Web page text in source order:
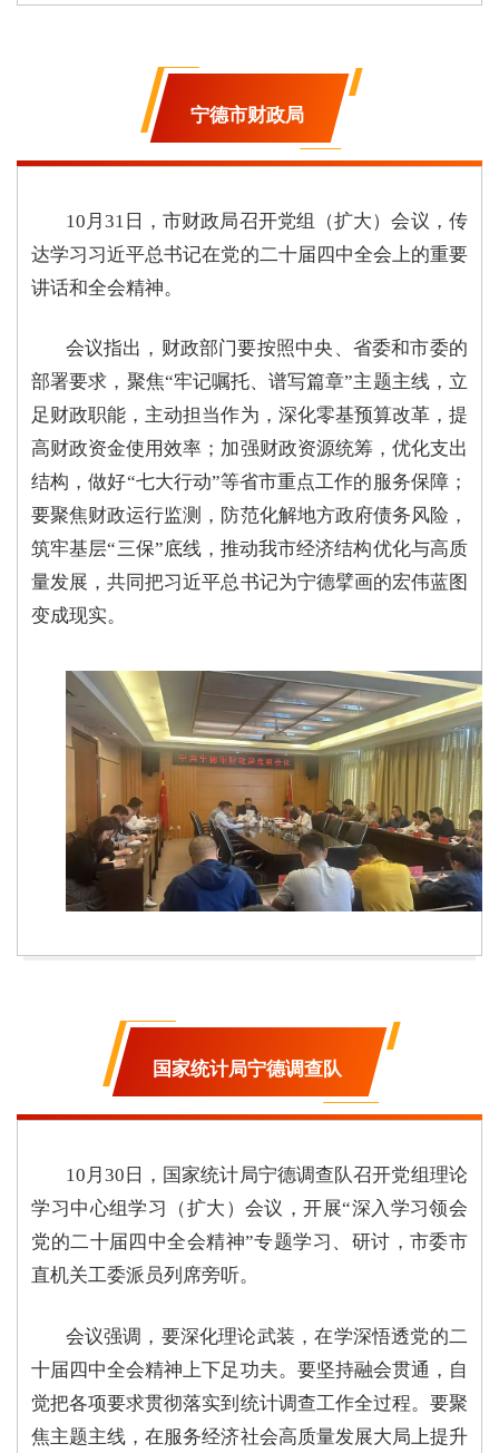
宁德市财政局
10月31日，市财政局召开党组（扩大）会议，传
达学习习近平总书记在党的二十届四中全会上的重要
讲话和全会精神。
会议指出，财政部门要按照中央、省委和市委的
部署要求，聚焦“牢记嘱托、谱写篇章”主题主线，立
足财政职能，主动担当作为，深化零基预算改革，提
高财政资金使用效率；加强财政资源统筹，优化支出
结构，做好“七大行动”等省市重点工作的服务保障；
要聚焦财政运行监测，防范化解地方政府债务风险，
筑牢基层“三保”底线，推动我市经济结构优化与高质
量发展，共同把习近平总书记为宁德擘画的宏伟蓝图
变成现实。
国家统计局宁德调查队
10月30日，国家统计局宁德调查队召开党组理论
学习中心组学习（扩大）会议，开展“深入学习领会
党的二十届四中全会精神”专题学习、研讨，市委市
直机关工委派员列席旁听。
会议强调，要深化理论武装，在学深悟透党的二
十届四中全会精神上下足功夫。要坚持融会贯通，自
觉把各项要求贯彻落实到统计调查工作全过程。要聚
焦主题主线，在服务经济社会高质量发展大局上提升